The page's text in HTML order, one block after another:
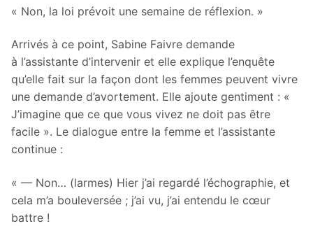
« Non, la loi prévoit une semaine de réflexion. »
Arrivés à ce point, Sabine Faivre demande
à l’assistante d’intervenir et elle explique l’enquête
qu’elle fait sur la façon dont les femmes peuvent vivre
une demande d’avortement. Elle ajoute gentiment : «
J’imagine que ce que vous vivez ne doit pas être
facile ». Le dialogue entre la femme et l’assistante
continue :
« — Non… (larmes) Hier j’ai regardé l’échographie, et
cela m’a bouleversée ; j’ai vu, j’ai entendu le cœur
battre !